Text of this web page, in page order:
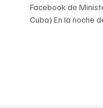
Facebook de
Cuba) En la noche